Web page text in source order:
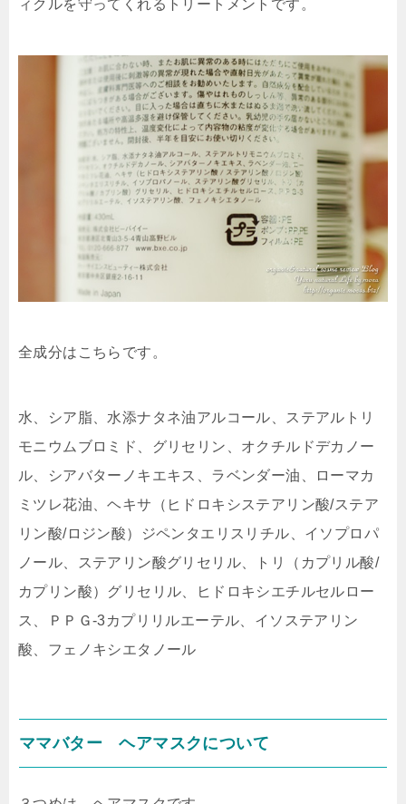
ィクルを守ってくれるトリートメントです。
全成分はこちらです。
水、シア脂、水添ナタネ油アルコール、ステアルトリ
モニウムブロミド、グリセリン、オクチルドデカノー
ル、シアバターノキエキス、ラベンダー油、ローマカ
ミツレ花油、ヘキサ（ヒドロキシステアリン酸/ステア
リン酸/ロジン酸）ジペンタエリスリチル、イソプロパ
ノール、ステアリン酸グリセリル、トリ（カプリル酸/
カプリン酸）グリセリル、ヒドロキシエチルセルロー
ス、ＰＰＧ-3カプリリルエーテル、イソステアリン
酸、フェノキシエタノール
ママバター ヘアマスクについて